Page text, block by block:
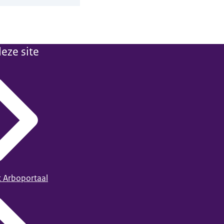
site
Arboportaal